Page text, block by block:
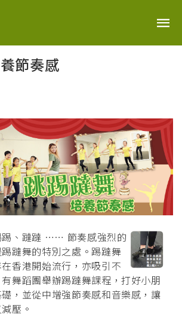
節奏感
踢、躂躂 ⋯⋯ 節奏感強烈的
躂舞的特別之處。踢躂舞
香港開始流行，亦吸引不
舞蹈團舉辦踢躂舞課程，打好小朋
，並從中增強節奏感和音樂感，讓
壓。